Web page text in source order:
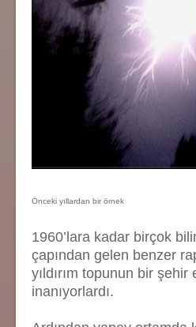
Önceki yıllardan bir örnek
1960’lara kadar birçok
çapından gelen benzer
yıldırım topunun bir
inanıyorlardı.